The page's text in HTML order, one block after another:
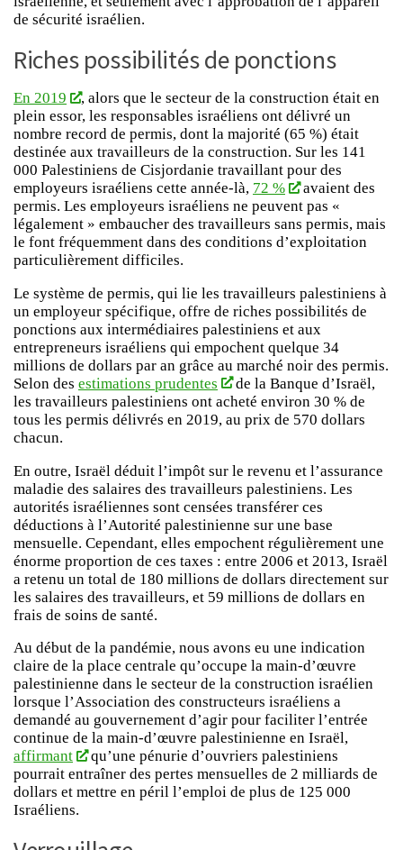
de sécurité israélien.
Riches possibilités de ponctions
En 2019
, alors que le secteur de la construction était en
plein essor, les responsables israéliens ont délivré un
nombre record de permis, dont la majorité (65 %) était
destinée aux travailleurs de la construction. Sur les 141
000 Palestiniens de Cisjordanie travaillant pour des
employeurs israéliens cette année-là, 72 %
avaient des
permis. Les employeurs israéliens ne peuvent pas «
légalement » embaucher des travailleurs sans permis, mais
le font fréquemment dans des conditions d’exploitation
particulièrement difficiles.
Le système de permis, qui lie les travailleurs palestiniens à
un employeur spécifique, offre de riches possibilités de
ponctions aux intermédiaires palestiniens et aux
entrepreneurs israéliens qui empochent quelque 34
millions de dollars par an grâce au marché noir des permis.
Selon des estimations prudentes
de la Banque d’Israël,
les travailleurs palestiniens ont acheté environ 30 % de
tous les permis délivrés en 2019, au prix de 570 dollars
chacun.
En outre, Israël déduit l’impôt sur le revenu et l’assurance
maladie des salaires des travailleurs palestiniens. Les
autorités israéliennes sont censées transférer ces
déductions à l’Autorité palestinienne sur une base
mensuelle. Cependant, elles empochent régulièrement une
énorme proportion de ces taxes : entre 2006 et 2013, Israël
a retenu un total de 180 millions de dollars directement sur
les salaires des travailleurs, et 59 millions de dollars en
frais de soins de santé.
Au début de la pandémie, nous avons eu une indication
claire de la place centrale qu’occupe la main-d’œuvre
palestinienne dans le secteur de la construction israélien
lorsque l’Association des constructeurs israéliens a
demandé au gouvernement d’agir pour faciliter l’entrée
continue de la main-d’œuvre palestinienne en Israël,
affirmant
qu’une pénurie d’ouvriers palestiniens
pourrait entraîner des pertes mensuelles de 2 milliards de
dollars et mettre en péril l’emploi de plus de 125 000
Israéliens.